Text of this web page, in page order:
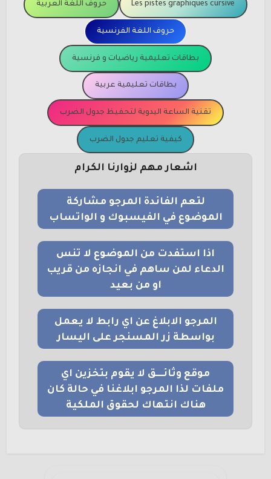
Les pistes graphiques cursive حروف اللغة العربية
حروف اللغة الفرنسية
بطاقات تعليمية رياضيات و فرنسية
بطاقات تعليمية عربية
تقنية الساعة اليدوية لتحفيظ جدول الضرب
كيفية تعليم جدول الضرب
اشعار مهم لزوارنا الكرام
لتعم الفائدة المرجو مشاركة
الموضوع في الفيسبوك و الواتساب
اذا استفدت من الموضوع لا تنس
الدعاء لمن ساهم في انجازه من قريب
او من بعيد
المرجو الابلاغ عن اي رابط لا يعمل
بواسطة زر المسنجر على اليسار
موقع وثائــــق لا يقوم بتخزين اي
ملفات لذا المرجو ابلاغنا في حالة كان
هناك انتهاك لحقوق الملكية